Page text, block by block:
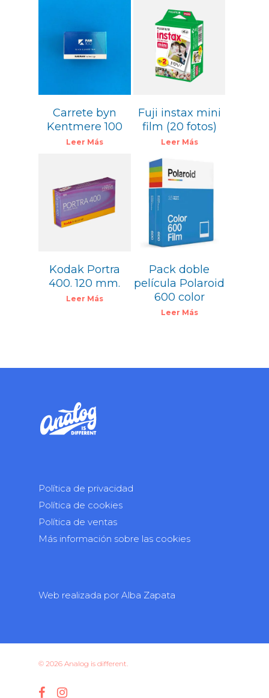
4,60€
Carrete byn
Kentmere 100
Leer Más
16,00€
Fuji instax mini
film (20 fotos)
Leer Más
7,15€
Kodak Portra
400. 120 mm.
Leer Más
35,99€
Pack doble
película Polaroid
600 color
Leer Más
Política de privacidad
Política de cookies
Política de ventas
Más información sobre las cookies
Web realizada por Alba Zapata
© 2026 Analog is different.
facebookinstagram